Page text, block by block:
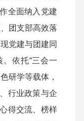
全面纳入党建
团支部高效落
党建与团建同
依托“三会一
研学等载体，
行业政策与企
得交流、榜样